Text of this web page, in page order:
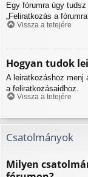
Egy fórumra úgy
„Feliratkozás a
Vissza a tetejére
Hogyan tudok
A leiratkozáshoz menj
a feliratkozásaidhoz.
Vissza a tetejére
Csatolmányok
Milyen